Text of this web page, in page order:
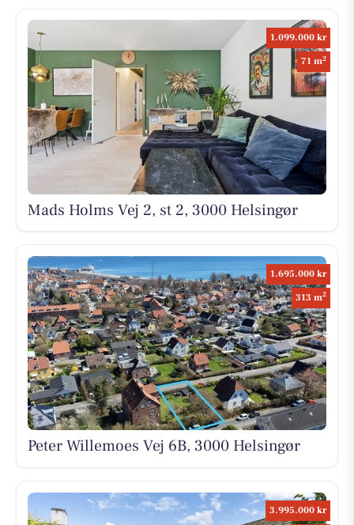
1.099.000 kr
71 m2
Mads Holms Vej 2, st 2, 3000 Helsingør
1.695.000 kr
313 m2
Peter Willemoes Vej 6B, 3000 Helsingør
3.995.000 kr